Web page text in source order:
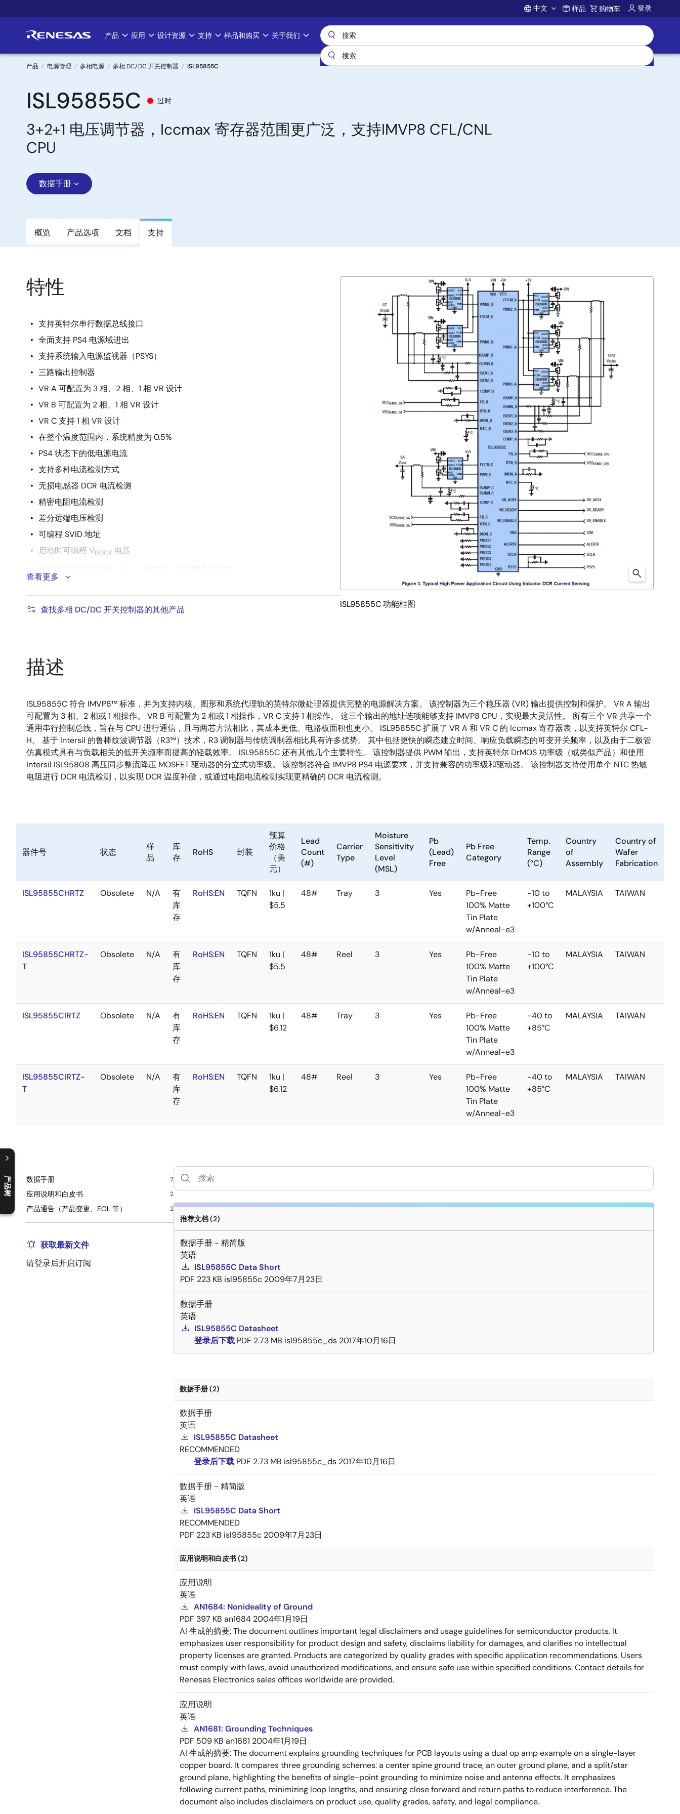
转
要
Account
中文 样品 购物车 登录
Main
navigation
产品 应用 设计资源 支持 样品和购买 关于我们
面
包
屑
产品 电源管理 多相电源 多相 DC/DC 开关控制器 ISL95855C
ISL95855C 过时
3+2+1 电压调节器，Iccmax 寄存器范围更广泛，支持IMVP8 CFL/CNL
CPU
数据手册
概览 产品选项 文档 支持
产品树
C
l
o
s
e
p
r
o
d
u
c
t
t
r
e
e
m
e
n
O
p
e
n
p
r
o
d
u
c
t
t
r
e
e
m
e
n
特性
支持英特尔串行数据总线接口
全面支持 PS4 电源域进出
支持系统输入电源监视器（PSYS）
三路输出控制器
VR A 可配置为 3 相、2 相、1 相 VR 设计
VR B 可配置为 2 相、1 相 VR 设计
VR C 支持 1 相 VR 设计
在整个温度范围内，系统精度为 0.5%
PS4 状态下的低电源电流
支持多种电流检测方式
无损电感器 DCR 电流检测
精密电阻电流检测
差分远端电压检测
可编程 SVID 地址
启动时可编程 VBOOT 电压
查看更多
查找多相 DC/DC 开关控制器的其他产品
ISL95855C 功能框图
描述
ISL95855C 符合 IMVP8™ 标准，并为支持内核、图形和系统代理轨的英特尔微处理器提供完整的电源解决方案。 该控制器为三个稳压器 (VR) 输出提供控制和保护。 VR A 输出
可配置为 3 相、2 相或 1 相操作。 VR B 可配置为 2 相或 1 相操作，VR C 支持 1 相操作。 这三个输出的地址选项能够支持 IMVP8 CPU，实现最大灵活性。 所有三个 VR 共享一个
通用串行控制总线，旨在与 CPU 进行通信，且与两芯方法相比，其成本更低、电路板面积也更小。 ISL95855C 扩展了 VR A 和 VR C 的 Iccmax 寄存器表，以支持英特尔 CFL-
H。 基于 Intersil 的鲁棒纹波调节器（R3™）技术，R3 调制器与传统调制器相比具有许多优势。 其中包括更快的瞬态建立时间、响应负载瞬态的可变开关频率，以及由于二极管
仿真模式具有与负载相关的低开关频率而提高的轻载效率。 ISL95855C 还有其他几个主要特性。 该控制器提供 PWM 输出，支持英特尔 DrMOS 功率级（或类似产品）和使用
Intersil ISL95808 高压同步整流降压 MOSFET 驱动器的分立式功率级。 该控制器符合 IMVP8 PS4 电源要求，并支持兼容的功率级和驱动器。 该控制器支持使用单个 NTC 热敏
电阻进行 DCR 电流检测，以实现 DCR 温度补偿，或通过电阻电流检测实现更精确的 DCR 电流检测。
器件号 状态
样
品
库
存
RoHS 封装
预算
价格
（美
元）
Lead
Count
(#)
Carrier
Type
Moisture
Sensitivity
Level
(MSL)
Pb
(Lead)
Free
Pb Free
Category
Temp.
Range
(°C)
Country
of
Assembly
Country of
Wafer
Fabrication
ISL95855CHRTZ Obsolete N/A
有
库
存
RoHS:EN TQFN
1ku |
$5.5
48# Tray 3 Yes
Pb-Free
100% Matte
Tin Plate
w/Anneal-e3
-10 to
+100°C
MALAYSIA TAIWAN
ISL95855CHRTZ-
T
Obsolete N/A
有
库
存
RoHS:EN TQFN
1ku |
$5.5
48# Reel 3 Yes
Pb-Free
100% Matte
Tin Plate
w/Anneal-e3
-10 to
+100°C
MALAYSIA TAIWAN
ISL95855CIRTZ Obsolete N/A
有
库
存
RoHS:EN TQFN
1ku |
$6.12
48# Tray 3 Yes
Pb-Free
100% Matte
Tin Plate
w/Anneal-e3
-40 to
+85°C
MALAYSIA TAIWAN
ISL95855CIRTZ-
T
Obsolete N/A
有
库
存
RoHS:EN TQFN
1ku |
$6.12
48# Reel 3 Yes
Pb-Free
100% Matte
Tin Plate
w/Anneal-e3
-40 to
+85°C
MALAYSIA TAIWAN
数据手册 2
应用说明和白皮书 2
产品通告（产品变更、EOL 等） 2
获取最新文件
请登录后开启订阅
推荐文档 (2)
数据手册 - 精简版
英语
ISL95855C Data Short
PDF 223 KB isl95855c 2009年7月23日
数据手册
英语
ISL95855C Datasheet
登录后下载 PDF 2.73 MB isl95855c_ds 2017年10月16日
数据手册 (2)
数据手册
英语
ISL95855C Datasheet
RECOMMENDED
登录后下载 PDF 2.73 MB isl95855c_ds 2017年10月16日
数据手册 - 精简版
英语
ISL95855C Data Short
RECOMMENDED
PDF 223 KB isl95855c 2009年7月23日
应用说明和白皮书 (2)
应用说明
英语
AN1684: Nonideality of Ground
PDF 397 KB an1684 2004年1月19日
AI 生成的摘要:The document outlines important legal disclaimers and usage guidelines for semiconductor products. It
emphasizes user responsibility for product design and safety, disclaims liability for damages, and clarifies no intellectual
property licenses are granted. Products are categorized by quality grades with specific application recommendations. Users
must comply with laws, avoid unauthorized modifications, and ensure safe use within specified conditions. Contact details for
Renesas Electronics sales offices worldwide are provided.
应用说明
英语
AN1681: Grounding Techniques
PDF 509 KB an1681 2004年1月19日
AI 生成的摘要:The document explains grounding techniques for PCB layouts using a dual op amp example on a single-layer
copper board. It compares three grounding schemes: a center spine ground trace, an outer ground plane, and a split/star
ground plane, highlighting the benefits of single-point grounding to minimize noise and antenna effects. It emphasizes
following current paths, minimizing loop lengths, and ensuring close forward and return paths to reduce interference. The
document also includes disclaimers on product use, quality grades, safety, and legal compliance.